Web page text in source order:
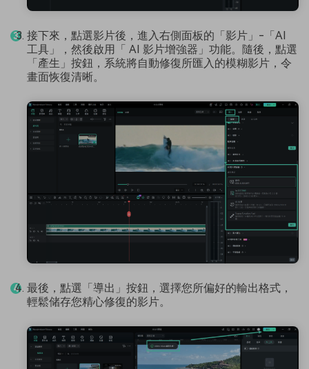
接下來，點選影片後，進入右側面板的「影片」-「AI
工具」，然後啟用「 AI 影片增強器」功能。隨後，點選
「產生」按鈕，系統將自動修復所匯入的模糊影片，令
畫面恢復清晰。
最後，點選「導出」按鈕，選擇您所偏好的輸出格式，
輕鬆储存您精心修復的影片。